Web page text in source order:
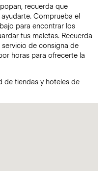
recuerda que
Comprueba el
para encontrar los
tus maletas. Recuerda
de consigna de
horas para ofrecerte la
de tiendas y hoteles de